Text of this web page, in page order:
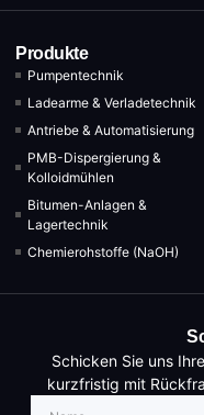
Produkte
Pumpentechnik
Ladearme & Verladetechnik
Antriebe & Automatisierung
PMB-Dispergierung &
Kolloidmühlen
Bitumen-Anlagen &
Lagertechnik
Chemierohstoffe (NaOH)
Schicken Sie uns
kurzfristig mit